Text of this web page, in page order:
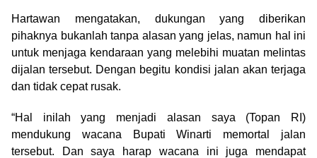
Hartawan mengatakan, dukungan yang diberikan
pihaknya bukanlah tanpa alasan yang jelas, namun hal ini
untuk menjaga kendaraan yang melebihi muatan melintas
dijalan tersebut. Dengan begitu kondisi jalan akan terjaga
dan tidak cepat rusak.
“Hal inilah yang menjadi alasan saya (Topan RI)
mendukung wacana Bupati Winarti memortal jalan
tersebut. Dan saya harap wacana ini juga mendapat